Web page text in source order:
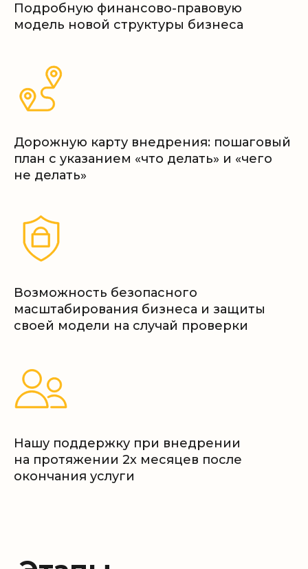
Подробную финансово-правовую
модель новой структуры бизнеса
Дорожную карту внедрения: пошаговый
план с указанием «что делать» и «чего
не делать»
Возможность безопасного
масштабирования бизнеса и защиты
своей модели на случай проверки
Нашу поддержку при внедрении
на протяжении 2х месяцев после
окончания услуги
Недавние кейсы